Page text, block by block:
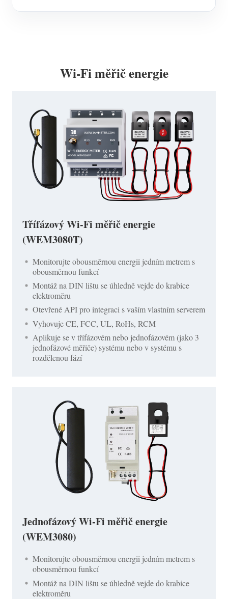
Wi-Fi měřič energie
Třífázový Wi-Fi měřič energie
(WEM3080T)
Monitorujte obousměrnou energii jedním metrem s
obousměrnou funkcí
Montáž na DIN lištu se úhledně vejde do krabice
elektroměru
Otevřené API pro integraci s vaším vlastním serverem
Vyhovuje CE, FCC, UL, RoHs, RCM
Aplikuje se v třífázovém nebo jednofázovém (jako 3
jednofázové měřiče) systému nebo v systému s
rozdělenou fází
Jednofázový Wi-Fi měřič energie
(WEM3080)
Monitorujte obousměrnou energii jedním metrem s
obousměrnou funkcí
Montáž na DIN lištu se úhledně vejde do krabice
elektroměru